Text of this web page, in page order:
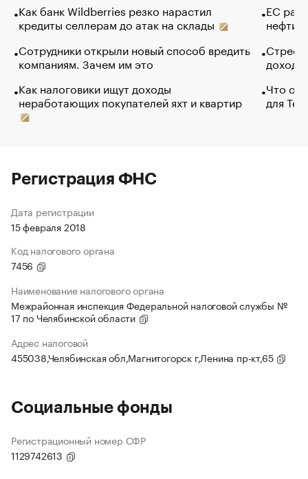
Как банк Wildberries резко нарастил
кредиты селлерам до атак на склады
Сотрудники открыли новый способ вредить
компаниям. Зачем им это
Как налоговики ищут доходы
неработающих покупателей яхт и квартир
ЕС
нефти
Что
для
Регистрация ФНС
Дата регистрации
15 февраля 2018
Код налогового органа
7456
Наименование налогового органа
Межрайонная инспекция Федеральной налоговой службы №
17 по Челябинской области
Адрес налоговой
455038,Челябинская обл,Магнитогорск г,Ленина пр-кт,65
Социальные фонды
Регистрационный номер СФР
1129742613